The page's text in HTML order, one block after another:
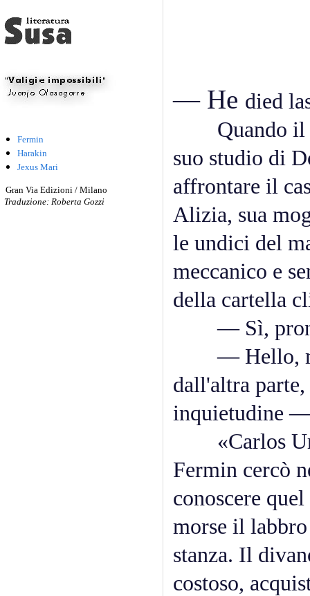
Fermin
Harakin
Jexus Mari
Gran Via Edizioni / Milano
Traduzione: Roberta Gozzi
— He died
Quando il
suo studio di
affrontare il
Alizia, sua
le undici del
meccanico e
della cartella
— Sì,
— Hello, my
dall'altra
inquietudine
«Carlos
Fermin cercò
conoscere
morse il
stanza. Il
costoso,